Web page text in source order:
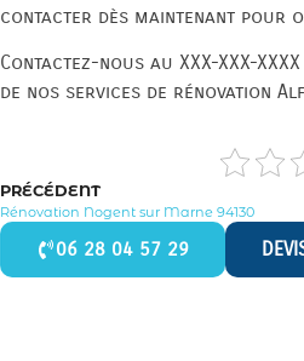
contacter dès maintenant pour
Contactez-nous au XXX-XXX-
de nos services de rénovation
PRÉCÉDENT
Rénovation Nogent sur Marne 94130
06 28 04 57 29